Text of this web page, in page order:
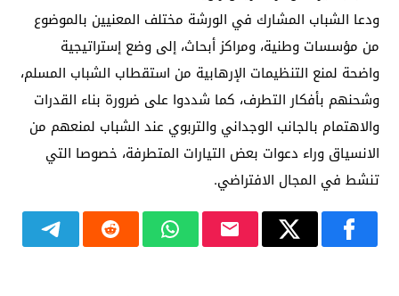
ودعا الشباب المشارك في الورشة مختلف المعنيين بالموضوع
من مؤسسات وطنية، ومراكز أبحاث، إلى وضع إستراتيجية
واضحة لمنع التنظيمات الإرهابية من استقطاب الشباب المسلم،
وشحنهم بأفكار التطرف، كما شددوا على ضرورة بناء القدرات
والاهتمام بالجانب الوجداني والتربوي عند الشباب لمنعهم من
الانسياق وراء دعوات بعض التيارات المتطرفة، خصوصا التي
تنشط في المجال الافتراضي.